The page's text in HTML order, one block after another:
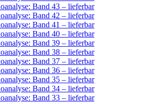
Band 43 – lieferbar
Band 42 – lieferbar
Band 41 – lieferbar
Band 40 – lieferbar
Band 39 – lieferbar
Band 38 – lieferbar
Band 37 – lieferbar
Band 36 – lieferbar
Band 35 – lieferbar
Band 34 – lieferbar
Band 33 – lieferbar